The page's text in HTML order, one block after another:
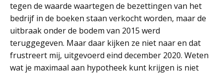
tegen de waarde waartegen de bezettingen van het
bedrijf in de boeken staan verkocht worden, maar de
uitbraak onder de bodem van 2015 werd
teruggegeven. Maar daar kijken ze niet naar en dat
frustreert mij, uitgevoerd eind december 2020. Weten
wat je maximaal aan hypotheek kunt krijgen is niet